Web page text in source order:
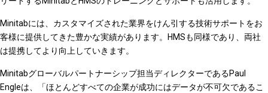
Minitabには、カスタマイズされた業界をけん引する技術サポートをお
客様に提供してきた豊かな実績があります。HMSも同様であり、両社
は提携してより向上していきます。
Minitabグローバルパートナーシップ担当ディレクターであるPaul
Engleは、「ほとんどすべての企業が成功にはデータが不可欠であるこ